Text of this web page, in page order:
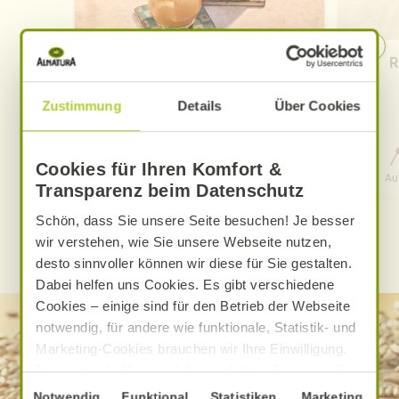
Zustimmung Details Über Cookies
Cookies für Ihren Komfort &
Transparenz beim Datenschutz
Schön, dass Sie unsere Seite besuchen! Je besser
wir verstehen, wie Sie unsere Webseite nutzen,
desto sinnvoller können wir diese für Sie gestalten.
Dabei helfen uns Cookies. Es gibt verschiedene
Cookies – einige sind für den Betrieb der Webseite
notwendig, für andere wie funktionale, Statistik- und
Marketing-Cookies brauchen wir Ihre Einwilligung.
Das optimale Nutzererlebnis erhalten Sie, wenn Sie
„Alle Cookies erlauben“ anklicken. Ihre Einwilligung
Einwilligungsauswahl
Notwendig Funktional Statistiken Marketing
Aufwand
0 Std. 15 Min.
Gesamtzeit
WEITERE ALNATURA REZEPTE FINDEN